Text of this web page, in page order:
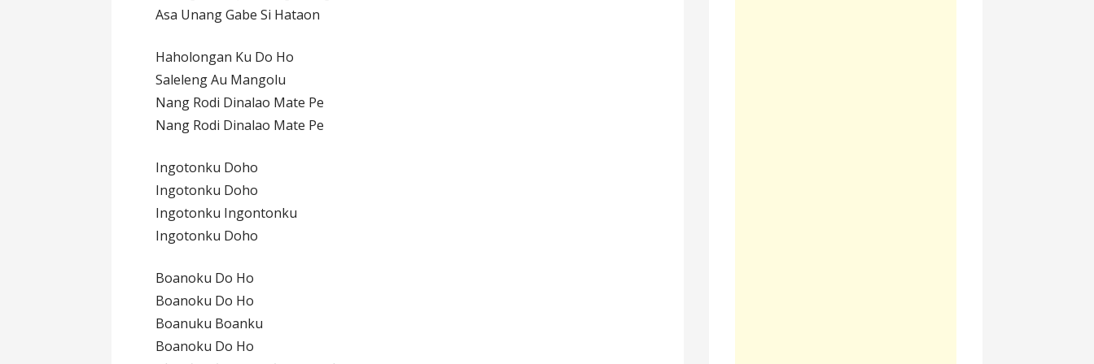
Asa Unang Gabe Si Hataon
Haholongan Ku Do Ho
Saleleng Au Mangolu
Nang Rodi Dinalao Mate Pe
Nang Rodi Dinalao Mate Pe
Ingotonku Doho
Ingotonku Doho
Ingotonku Ingontonku
Ingotonku Doho
Boanoku Do Ho
Boanoku Do Ho
Boanuku Boanku
Boanoku Do Ho